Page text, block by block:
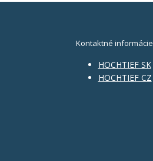
Kontaktné informácie
HOCHTIEF SK
HOCHTIEF CZ